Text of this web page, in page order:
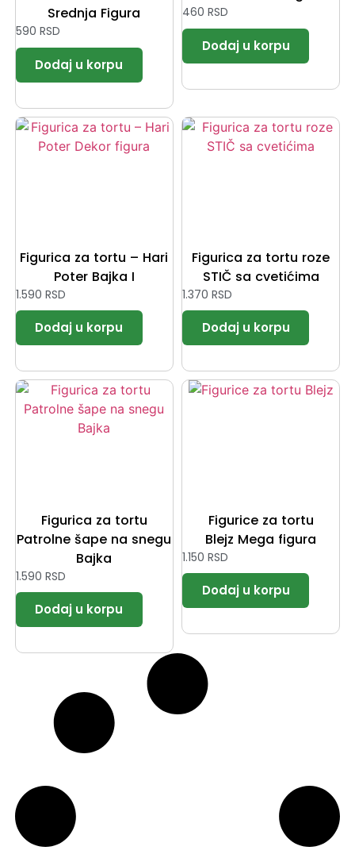
Srednja Figura
590 RSD
460 RSD
Figurica za tortu – Hari
Poter Bajka I
1.590 RSD
Figurica za tortu roze
STIČ sa cvetićima
1.370 RSD
Figurica za tortu
Patrolne šape na snegu
Bajka
1.590 RSD
Figurice za tortu
Blejz Mega figura
1.150 RSD